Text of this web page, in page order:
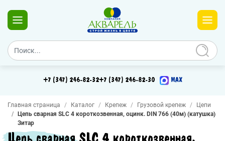
+7 (347) 246-82-32+7 (347) 246-82-30 MAX
Главная страница Каталог Крепеж Грузовой крепеж
Цепи
Цепь сварная SLC 4 короткозвенная, оцинк. DIN 766 (40м) (катушка)
Зитар